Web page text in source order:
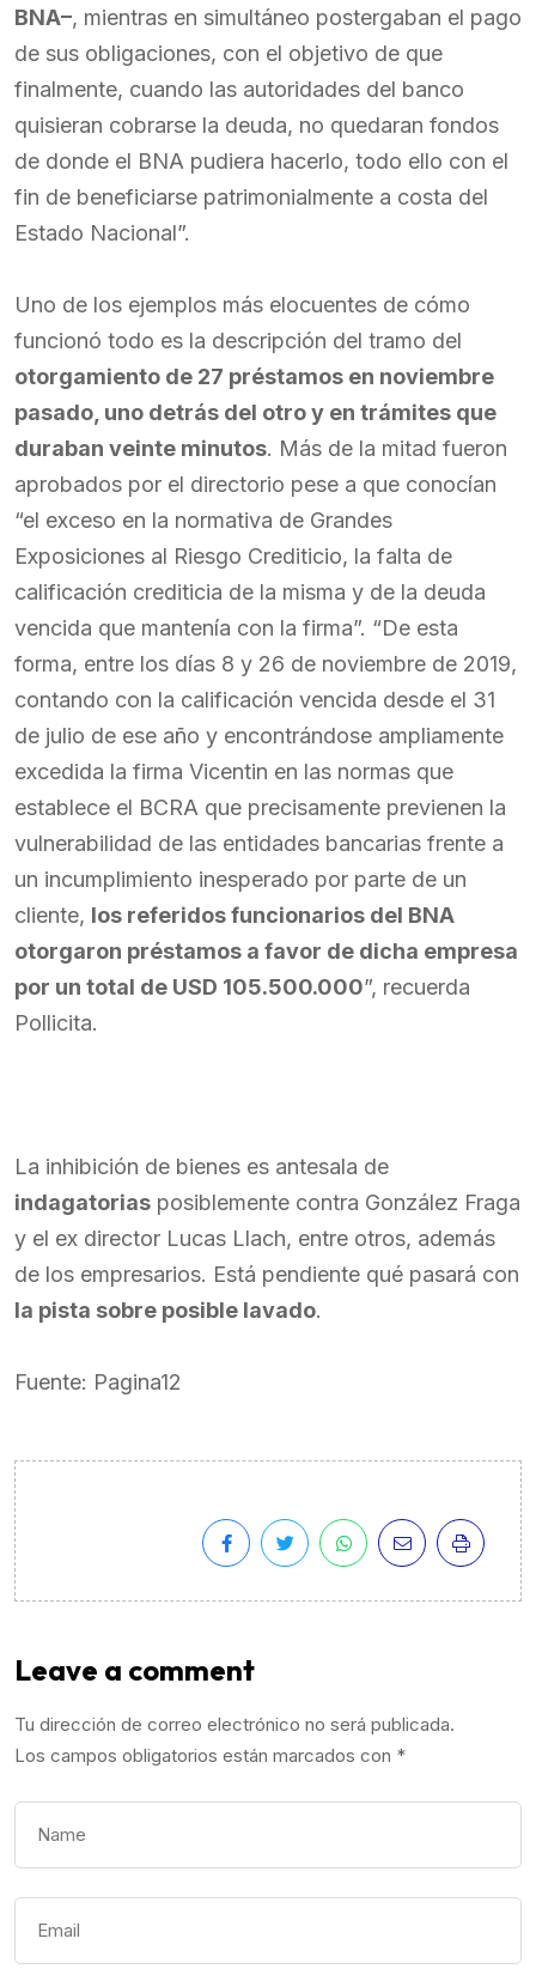
BNA–, mientras en simultáneo postergaban el pago
de sus obligaciones, con el objetivo de que
finalmente, cuando las autoridades del banco
quisieran cobrarse la deuda, no quedaran fondos
de donde el BNA pudiera hacerlo, todo ello con el
fin de beneficiarse patrimonialmente a costa del
Estado Nacional”.
Uno de los ejemplos más elocuentes de cómo
funcionó todo es la descripción del tramo del
otorgamiento de 27 préstamos en noviembre
pasado, uno detrás del otro y en trámites que
duraban veinte minutos. Más de la mitad fueron
aprobados por el directorio pese a que conocían
“el exceso en la normativa de Grandes
Exposiciones al Riesgo Crediticio, la falta de
calificación crediticia de la misma y de la deuda
vencida que mantenía con la firma”. “De esta
forma, entre los días 8 y 26 de noviembre de 2019,
contando con la calificación vencida desde el 31
de julio de ese año y encontrándose ampliamente
excedida la firma Vicentin en las normas que
establece el BCRA que precisamente previenen la
vulnerabilidad de las entidades bancarias frente a
un incumplimiento inesperado por parte de un
cliente, los referidos funcionarios del BNA
otorgaron préstamos a favor de dicha empresa
por un total de USD 105.500.000”, recuerda
Pollicita.
La inhibición de bienes es antesala de
indagatorias posiblemente contra González Fraga
y el ex director Lucas Llach, entre otros, además
de los empresarios. Está pendiente qué pasará con
la pista sobre posible lavado.
Fuente: Pagina12
Leave a comment
Tu dirección de correo electrónico no será publicada.
Los campos obligatorios están marcados con *